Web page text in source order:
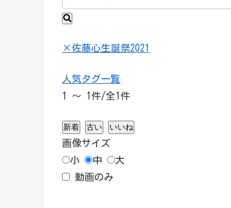
× 佐藤心生誕祭2021
人気タグ一覧
1 ～ 1件/全1件
新着 古い いいね
画像サイズ
小
中
大
動画のみ